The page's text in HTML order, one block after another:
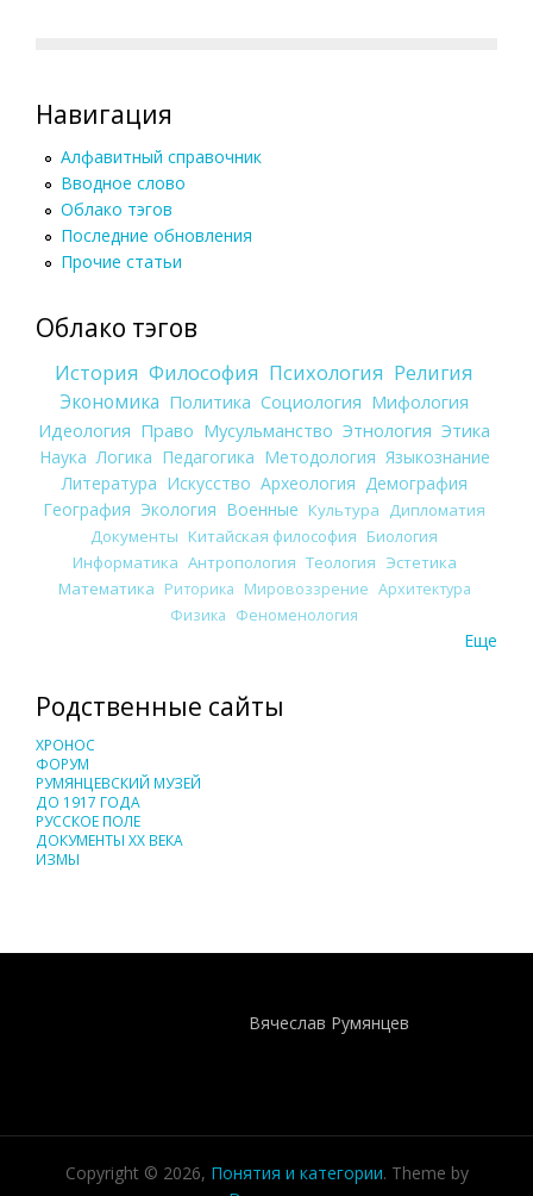
Навигация
Алфавитный справочник
Вводное слово
Облако тэгов
Последние обновления
Прочие статьи
Облако тэгов
История Философия Психология Религия
Экономика Политика Социология Мифология
Идеология Право Мусульманство Этнология Этика
Наука Логика Педагогика Методология Языкознание
Литература Искусство Археология Демография
География Экология Военные Культура
Дипломатия
Документы Китайская философия Биология
Информатика Антропология Теология Эстетика
Математика Риторика Мировоззрение Архитектура
Физика Феноменология
Еще
Родственные сайты
ХРОНОС
ФОРУМ
РУМЯНЦЕВСКИЙ МУЗЕЙ
ДО 1917 ГОДА
РУССКОЕ ПОЛЕ
ДОКУМЕНТЫ XX ВЕКА
ИЗМЫ
Вячеслав Румянцев
Copyright © 2026, Понятия и категории. Theme by